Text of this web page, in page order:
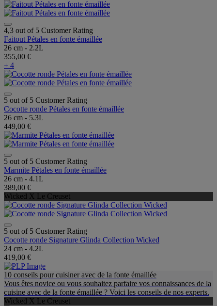
4,3 out of 5 Customer Rating
Faitout Pétales en fonte émaillée
26 cm - 2.2L
355,00 €
+ 4
5 out of 5 Customer Rating
Cocotte ronde Pétales en fonte émaillée
26 cm - 5.3L
449,00 €
5 out of 5 Customer Rating
Marmite Pétales en fonte émaillée
26 cm - 4.1L
389,00 €
Wicked X Le Creuset
5 out of 5 Customer Rating
Cocotte ronde Signature Glinda Collection Wicked
24 cm - 4.2L
419,00 €
10 conseils pour cuisiner avec de la fonte émaillée
Vous êtes novice ou vous souhaitez parfaire vos connaissances de la
cuisine avec de la fonte émaillée ? Voici les conseils de nos experts.
Wicked X Le Creuset